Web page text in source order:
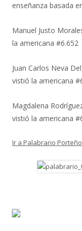
enseñanza basada
Manuel Justo
la americana #6.652
Juan Carlos Neva
vistió la americana
Magdalena
vistió la americana
Ir a Palabrario Porteño